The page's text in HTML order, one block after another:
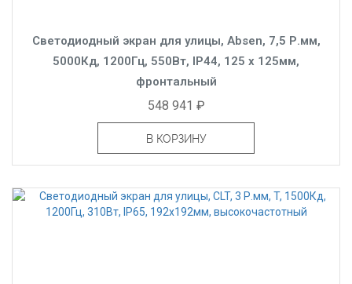
Светодиодный экран для улицы, Absen, 7,5 Р.мм,
5000Кд, 1200Гц, 550Вт, IP44, 125 x 125мм,
фронтальный
548 941 ₽
В КОРЗИНУ